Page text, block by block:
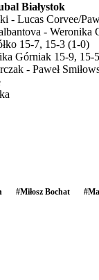
Białystok
- Lucas Corvee/
-
15-7, 15-3 (1-0)
Górniak 15-9, 15-
- Paweł
#Miłosz Bochat #